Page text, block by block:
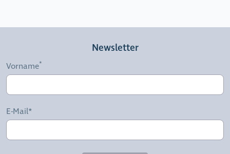
Newsletter
Vorname
E-Mail*